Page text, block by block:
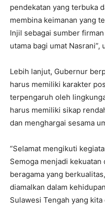
pendekatan yang terbuka
membina keimanan yang
Injil sebagai sumber
utama bagi umat Nasrani”,
Lebih lanjut, Gubernur
harus memiliki karakter
terpengaruh oleh
harus memiliki sikap
dan menghargai sesama
“Selamat mengikuti
Semoga menjadi
beragama yang
diamalkan dalam
Sulawesi Tengah yang